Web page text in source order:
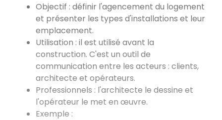
Objectif : définir l'agencement du logement
et présenter les types d'installations et leur
emplacement.
Utilisation : il est utilisé avant la
construction. C'est un outil de
communication entre les acteurs : clients,
architecte et opérateurs.
Professionnels : l'architecte le dessine et
l'opérateur le met en œuvre.
Exemple :